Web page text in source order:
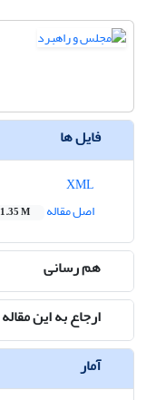
فایل ها
اصل مقاله
1.35 M
هم رسانی
ارجاع به این مقاله
آمار